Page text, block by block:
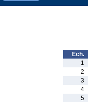
Ech.
1
2
3
4
5